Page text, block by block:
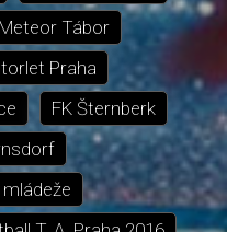
Tábor
Praha
FK Šternberk
mládeže